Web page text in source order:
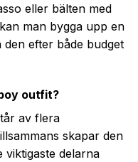
eller bälten med
man bygga upp en
efter både budget
outfit?
av flera
skapar den
viktigaste delarna